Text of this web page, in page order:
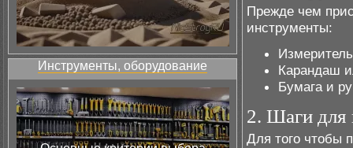
Инструменты, оборудование
Прежде чем
инструменты:
Карандаш
Бумага и
2. Шаги для
Для того чтобы